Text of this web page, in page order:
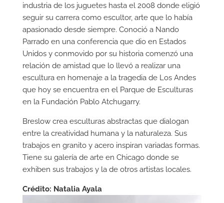
industria de los juguetes hasta el 2008 donde eligió
seguir su carrera como escultor, arte que lo había
apasionado desde siempre. Conoció a Nando
Parrado en una conferencia que dio en Estados
Unidos y conmovido por su historia comenzó una
relación de amistad que lo llevó a realizar una
escultura en homenaje a la tragedia de Los Andes
que hoy se encuentra en el Parque de Esculturas
en la Fundación Pablo Atchugarry.
Breslow crea esculturas abstractas que dialogan
entre la creatividad humana y la naturaleza. Sus
trabajos en granito y acero inspiran variadas formas.
Tiene su galería de arte en Chicago donde se
exhiben sus trabajos y la de otros artistas locales.
Crédito: Natalia Ayala